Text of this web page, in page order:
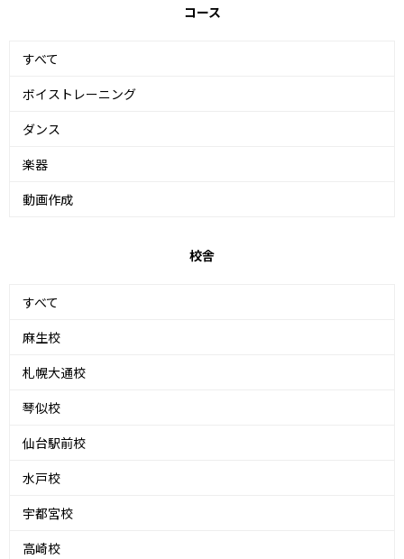
コース
すべて
ボイストレーニング
ダンス
楽器
動画作成
校舎
すべて
麻生校
札幌大通校
琴似校
仙台駅前校
水戸校
宇都宮校
高崎校